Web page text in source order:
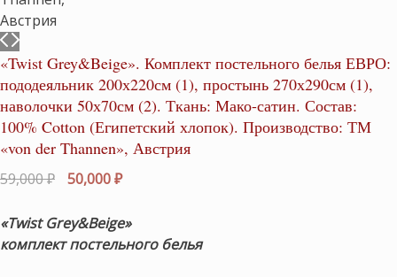
«Twist Grey&Beige». Комплект постельного белья ЕВРО:
пододеяльник 200х220см (1), простынь 270х290см (1),
наволочки 50х70см (2). Ткань: Мако-сатин. Состав:
100% Cotton (Египетский хлопок). Производство: ТМ
«von der Thannen», Австрия
59,000₽
Первоначальная
составляла
59,000 ₽.
50,000₽Текущая
50,000 ₽.
«Twist Grey&Beige»
комплект постельного белья